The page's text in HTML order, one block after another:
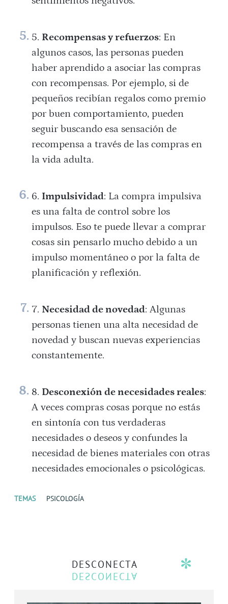
Recompensas y refuerzos: En
algunos casos, las personas pueden
haber aprendido a asociar las compras
con recompensas. Por ejemplo, si de
pequeños recibían regalos como premio
por buen comportamiento, pueden
seguir buscando esa sensación de
recompensa a través de las compras en
la vida adulta.
Impulsividad: La compra impulsiva
es una falta de control sobre los
impulsos. Eso te puede llevar a comprar
cosas sin pensarlo mucho debido a un
impulso momentáneo o por la falta de
planificación y reflexión.
Necesidad de novedad: Algunas
personas tienen una alta necesidad de
novedad y buscan nuevas experiencias
constantemente.
Desconexión de necesidades reales:
A veces compras cosas porque no estás
en sintonía con tus verdaderas
necesidades o deseos y confundes la
necesidad de bienes materiales con otras
necesidades emocionales o psicológicas.
TEMAS PSICOLOGÍA
DESCONECTA